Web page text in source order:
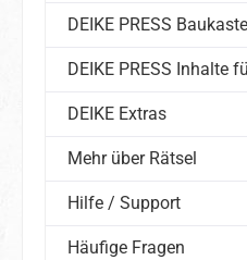
DEIKE PRESS
DEIKE PRESS Inhalte
DEIKE Extras
Mehr über Rätsel
Hilfe / Support
Häufige Fragen